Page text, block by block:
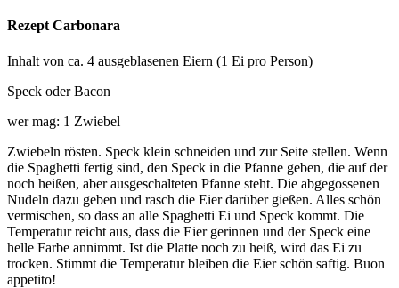
Rezept Carbonara
Inhalt von ca. 4 ausgeblasenen Eiern (1 Ei pro Person)
Speck oder Bacon
wer mag: 1 Zwiebel
Zwiebeln rösten. Speck klein schneiden und zur Seite stellen. Wenn
die Spaghetti fertig sind, den Speck in die Pfanne geben, die auf der
noch heißen, aber ausgeschalteten Pfanne steht. Die abgegossenen
Nudeln dazu geben und rasch die Eier darüber gießen. Alles schön
vermischen, so dass an alle Spaghetti Ei und Speck kommt. Die
Temperatur reicht aus, dass die Eier gerinnen und der Speck eine
helle Farbe annimmt. Ist die Platte noch zu heiß, wird das Ei zu
trocken. Stimmt die Temperatur bleiben die Eier schön saftig. Buon
appetito!